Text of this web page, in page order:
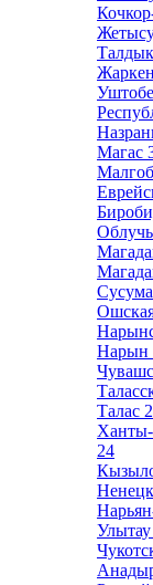
Уштобе
Магас
Нарын
Талас
24
Улытау